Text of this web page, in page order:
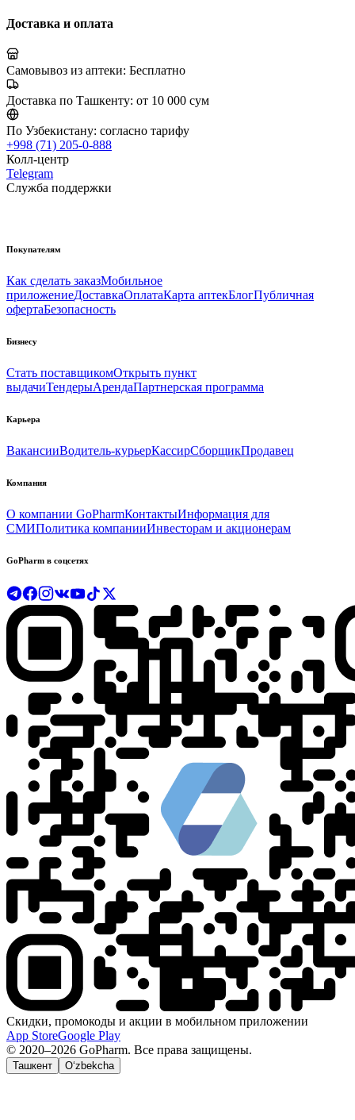
Доставка и оплата
Самовывоз из аптеки: Бесплатно
Доставка по Ташкенту: от 10 000 сум
По Узбекистану: согласно тарифу
+998 (71) 205-0-888
Колл-центр
Telegram
Служба поддержки
Покупателям
Как сделать заказМобильное
приложениеДоставкаОплатаКарта аптекБлогПубличная
офертаБезопасность
Бизнесу
Стать поставщикомОткрыть пункт
выдачиТендерыАрендаПартнерская программа
Карьера
ВакансииВодитель-курьерКассирСборщикПродавец
Компания
О компании GoPharmКонтактыИнформация для
СМИПолитика компанииИнвесторам и акционерам
GoPharm в соцсетях
Скидки, промокоды и акции в мобильном приложении
App StoreGoogle Play
© 2020–2026 GoPharm. Все права защищены.
Ташкент O‘zbekcha